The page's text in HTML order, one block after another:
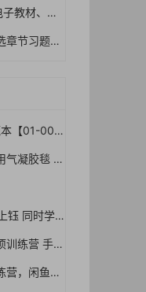
历年真题
+真题+模拟
【免费下载】145个工程各类合同范本【01-0032】
GB/T 46993-2025 绝热材料 建筑用气凝胶毯 规范，2026年7月1日已实施！免费下载
【摄影课程】新派美食商业摄影-林上钰 同时学习思路与技巧【完结】
【教学设计】名师进阶·五大能力专项训练营 手把手教您掌握教学设计课程，原价298【完结】
【闲鱼实战】30天玩赚闲鱼实战训练营，闲鱼专业卖家教你如何打造自己店铺2022新课程付费资源